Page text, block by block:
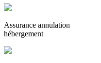
Assurance annulation
hébergement